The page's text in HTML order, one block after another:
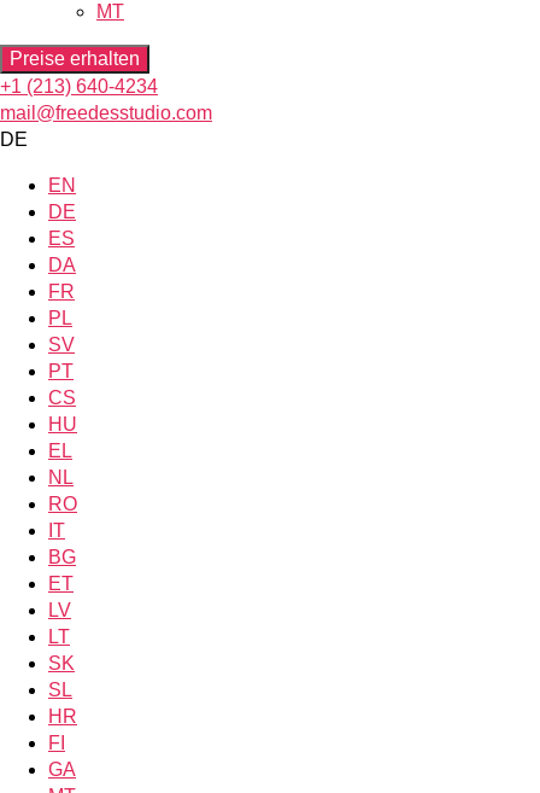
MT
Preise erhalten
+1 (213) 640-4234
mail@freedesstudio.com
DE
EN
DE
ES
DA
FR
PL
SV
PT
CS
HU
EL
NL
RO
IT
BG
ET
LV
LT
SK
SL
HR
FI
GA